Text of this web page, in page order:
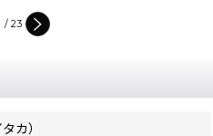
/ 23
カ）